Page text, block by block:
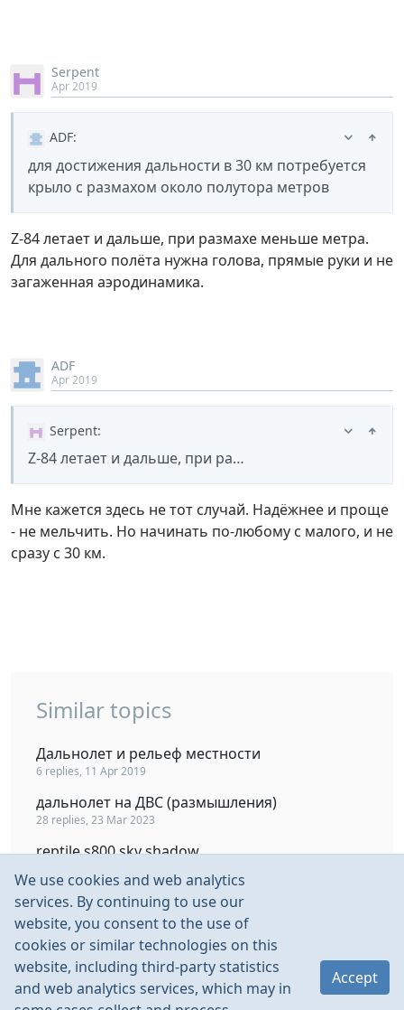
Serpent
Apr 2019
ADF:
для достижения дальности в 30 км потребуется
крыло с размахом около полутора метров
Z-84 летает и дальше, при размахе меньше метра.
Для дального полёта нужна голова, прямые руки и не
загаженная аэродинамика.
ADF
Apr 2019
Serpent:
Z-84 летает и дальше, при ра…
Мне кажется здесь не тот случай. Надёжнее и проще
- не мельчить. Но начинать по-любому с малого, и не
сразу с 30 км.
Similar topics
Дальнолет и рельеф местности
6 replies, 11 Apr 2019
дальнолет на ДВС (размышления)
28 replies, 23 Mar 2023
reptile s800 sky shadow
Квадрокоптер на раме Alien Reptile
9 replies, 19 Mar 2016
Reptile Harrier S1100
49 replies, 4 Dec 2021
We use cookies and web analytics
services. By continuing to use our
website, you consent to the use of
cookies or similar technologies on this
website, including third-party statistics
and web analytics services, which may in
Accept